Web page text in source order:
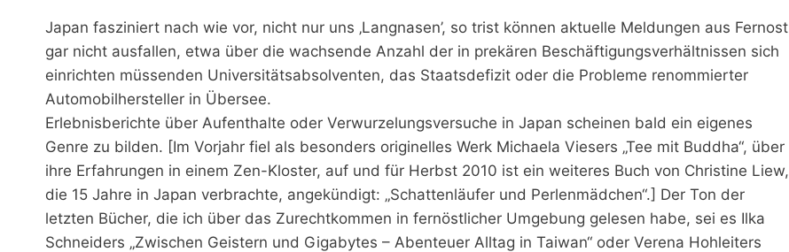
Japan fasziniert nach wie vor, nicht nur uns ‚Langnasen’, so trist können aktuelle Meldungen aus Fernost
gar nicht ausfallen, etwa über die wachsende Anzahl der in prekären Beschäftigungsverhältnissen sich
einrichten müssenden Universitätsabsolventen, das Staatsdefizit oder die Probleme renommierter
Automobilhersteller in Übersee.
Erlebnisberichte über Aufenthalte oder Verwurzelungsversuche in Japan scheinen bald ein eigenes
Genre zu bilden. [Im Vorjahr fiel als besonders originelles Werk Michaela Viesers „Tee mit Buddha“, über
ihre Erfahrungen in einem Zen-Kloster, auf und für Herbst 2010 ist ein weiteres Buch von Christine Liew,
die 15 Jahre in Japan verbrachte, angekündigt: „Schattenläufer und Perlenmädchen“.] Der Ton der
letzten Bücher, die ich über das Zurechtkommen in fernöstlicher Umgebung gelesen habe, sei es Ilka
Schneiders „Zwischen Geistern und Gigabytes – Abenteuer Alltag in Taiwan“ oder Verena Hohleiters